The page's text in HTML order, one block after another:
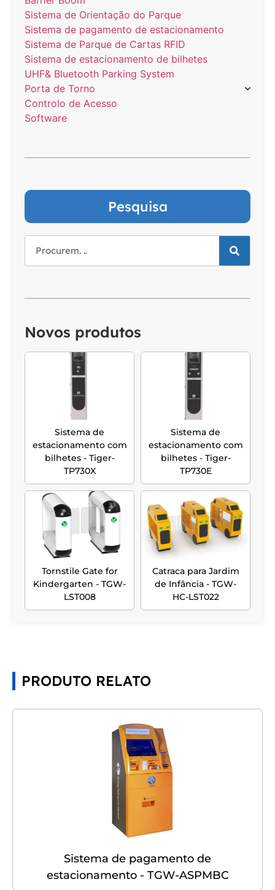
Sistema de Orientação do Parque
Sistema de pagamento de estacionamento
Sistema de Parque de Cartas RFID
Sistema de estacionamento de bilhetes
UHF& Bluetooth Parking System
Porta de Torno
Controlo de Acesso
Software
Pesquisa
Novos produtos
Sistema de
estacionamento com
bilhetes - Tiger-
TP730X
Sistema de
estacionamento com
bilhetes - Tiger-
TP730E
Tornstile Gate for
Kindergarten - TGW-
LST008
Catraca para Jardim
de Infância - TGW-
HC-LST022
PRODUTO RELATO
Sistema de pagamento de
estacionamento - TGW-ASPMBC